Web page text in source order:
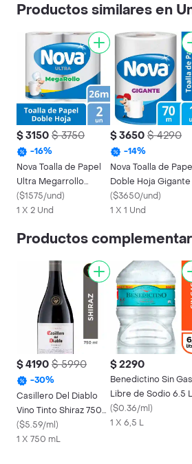
Productos similares en
$ 3150 $ 3750
-16%
Nova Toalla de Papel
Ultra Megarrollo
Doble Hoja
($1575/und)
1 X 2 Und
$ 3650 $ 4290
-14%
Nova Toalla de Papel
Doble Hoja Gigante
($3650/und)
1 X 1 Und
Productos
$ 4190 $ 5990
-30%
Casillero Del Diablo
Vino Tinto Shiraz 750
cc
($5.59/ml)
1 X 750 mL
$ 2290
Benedictino Sin Gas
Libre de Sodio 6.5 L
($0.36/ml)
1 X 6,5 L